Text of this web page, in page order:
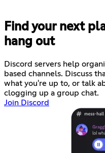
Find your next
hang out
Discord servers help
based channels. Discuss
what you're up to, or talk
clogging up a group chat.
Join Discord